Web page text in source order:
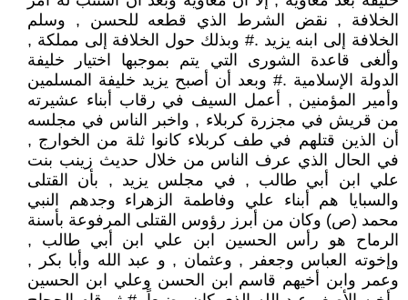
الخلافة , نقض الشرط الذي قطعه للحسن , وسلم
الخلافة إلى ابنه يزيد .# وبذلك حول الخلافة إلى مملكة ,
وألغى قاعدة الشورى التي يتم بموجبها اختيار خليفة
الدولة الإسلامية .# وبعد أن أصبح يزيد خليفة المسلمين
وأمير المؤمنين , أعمل السيف في رقاب أبناء عشيرته
من قريش في مجزرة كربلاء , واخبر الناس في مجلسه
أن الذين قتلهم في طف كربلاء كانوا ثلة من الخوارج ,
في الحال الذي عرف الناس من خلال حديث زينب بنت
علي ابن أبي طالب , في مجلس يزيد , بأن القتلى
والسبايا هم أبناء علي وفاطمة الزهراء وجدهم النبي
محمد (ص) وكان من أبرز رؤوس القتلى المرفوعة بأسنة
الرماح هو رأس الحسين ابن علي ابن أبي طالب ,
وإخوته العباس وجعفر , وعثمان , و عبد الله وأبا بكر ,
وعمر وابن أخيهم قاسم ابن الحسن وعلي ابن الحسين